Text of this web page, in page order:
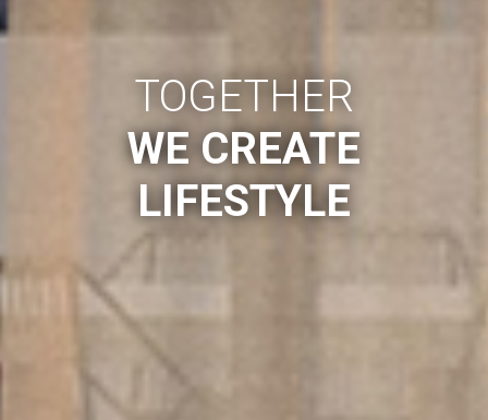
TOGETHER
WE CREATE
LIFESTYLE